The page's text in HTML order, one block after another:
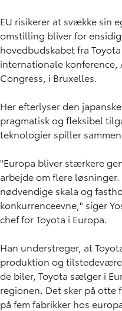
EU risikerer at svække sin
omstilling bliver for
hovedbudskabet fra
internationale konference,
Congress, i Bruxelles.
Her efterlyser den
pragmatisk og fleksibel
teknologier spiller
"Europa bliver stærkere
arbejde om flere
nødvendige skala og
konkurrenceevne," siger
chef for Toyota i Europa.
Han understreger, at
produktion og
de biler, Toyota sælger i
regionen. Det sker på otte
på fem fabrikker hos